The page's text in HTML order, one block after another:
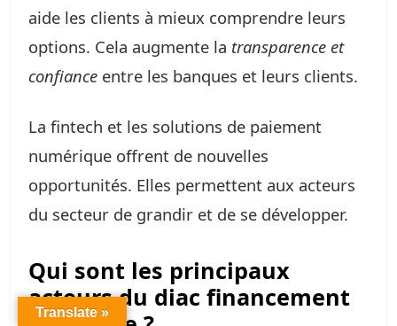
aide les clients à mieux comprendre leurs
options. Cela augmente la transparence et
confiance entre les banques et leurs clients.
La fintech et les solutions de paiement
numérique offrent de nouvelles
opportunités. Elles permettent aux acteurs
du secteur de grandir et de se développer.
Qui sont les principaux
acteurs du diac financement
Translate »